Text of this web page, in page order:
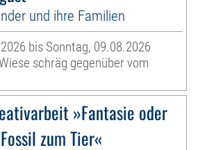
und ihre Familien
bis Sonntag, 09.08.2026
schräg gegenüber vom
»Fantasie oder
zum Tier«